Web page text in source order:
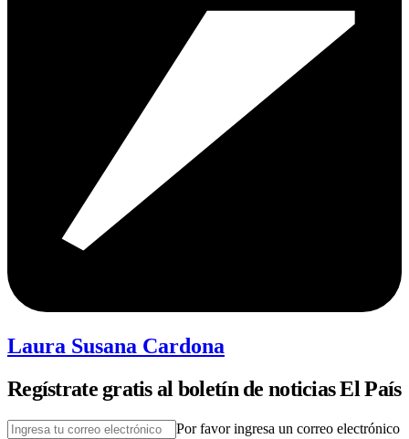
Laura Susana Cardona
Regístrate gratis al boletín de noticias El País
Por favor ingresa un correo electrónico